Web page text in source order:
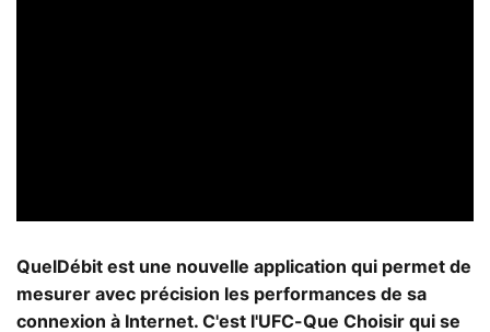
QuelDébit est une nouvelle application qui permet de
mesurer avec précision les performances de sa
connexion à Internet. C'est l'UFC-Que Choisir qui se